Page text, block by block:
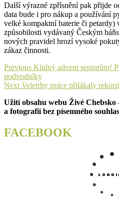
Další výrazné zpřísnění pak přijde
data bude i pro nákup a používání
velké kompaktní baterie či petardy)
způsobilosti vydávaný Českým
nových pravidel hrozí vysoké
zákaz činnosti.
Navigace
pro
příspěvek
Previous Previous
post:
Klidný advent seniorům!
podvodníky
Next Next
Veletrhy práce přilákaly
Užití obsahu webu Živé Chebsko
a fotografií bez písemného
FACEBOOK